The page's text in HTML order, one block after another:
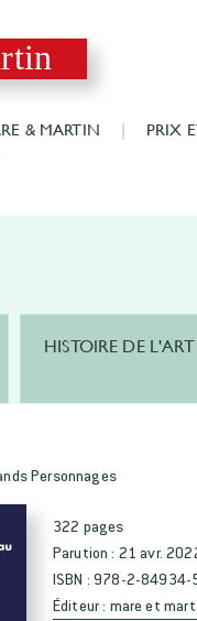
& MARTIN
PRIX
HISTOIRE DE L'ART
Personnages
322 pages
Parution : 21 avr.
ISBN : 978-2-84934-
Éditeur : mare et